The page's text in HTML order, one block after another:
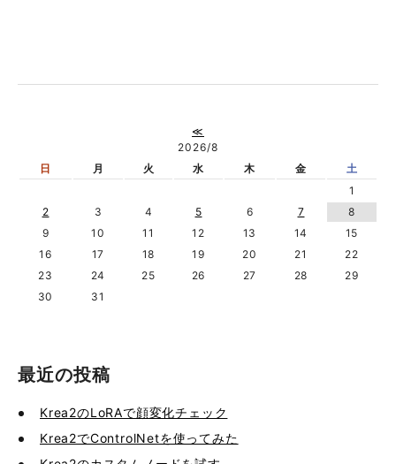
≪
2026/8
日
月 火 水 木 金
土
1
2
3 4 5 6 7
8
9
10 11 12 13 14
15
16
17 18 19 20 21
22
23
24 25 26 27 28
29
30
31
最近の投稿
Krea2のLoRAで顔変化チェック
Krea2でControlNetを使ってみた